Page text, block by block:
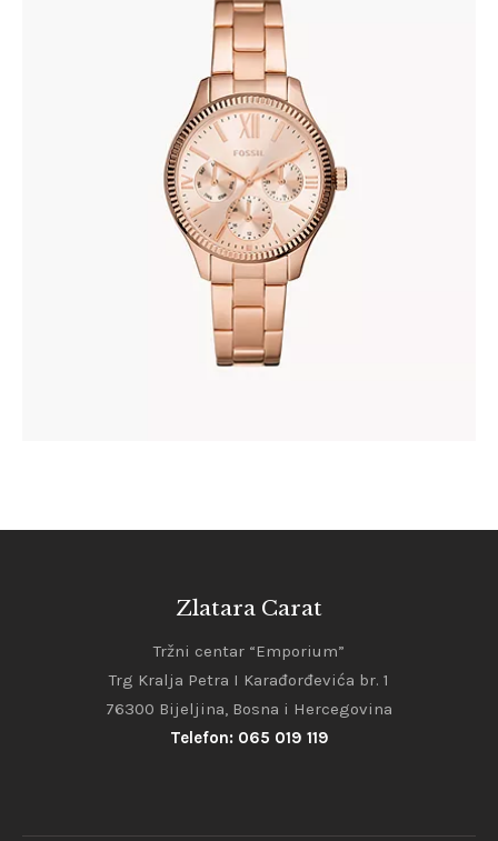
FOSSIL BQ3691
345.00 KM
Zlatara Carat
Tržni centar “Emporium”
Trg Kralja Petra I Karađorđevića br. 1
76300 Bijeljina, Bosna i Hercegovina
Telefon: 065 019 119